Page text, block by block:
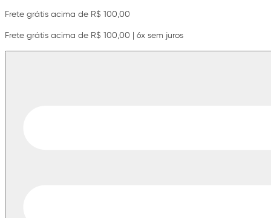
Frete grátis acima de R$ 100,00
Frete grátis acima de R$ 100,00 | 6x sem juros